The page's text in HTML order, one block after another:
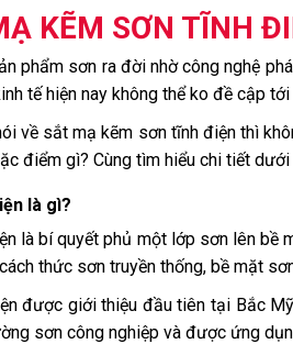
KẼM SƠN TĨNH
phẩm sơn ra đời nhờ công nghệ
tế hiện nay không thể ko đề cập
về sắt mạ kẽm sơn tĩnh điện thì
điểm gì? Cùng tìm hiểu chi tiết dưới
là gì?
là bí quyết phủ một lớp sơn lên bề
thức sơn truyền thống, bề mặt
được giới thiệu đầu tiên tại Bắc
sơn công nghiệp và được ứng